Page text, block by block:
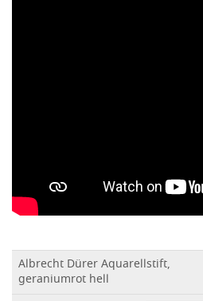
Albrecht Dürer Aquarellstift,
geraniumrot hell